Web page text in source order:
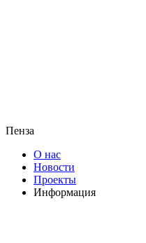
Пенза
О нас
Новости
Проекты
Информация